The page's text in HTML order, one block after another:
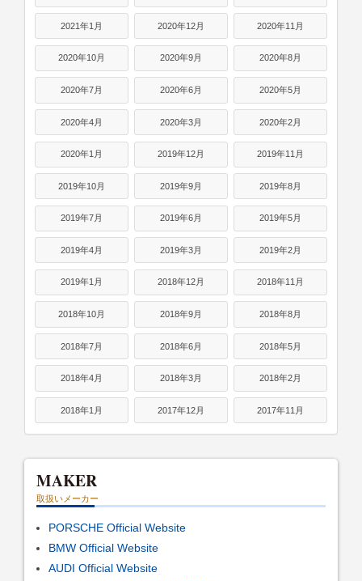
2021年1月 2020年12月 2020年11月
2020年10月 2020年9月 2020年8月
2020年7月 2020年6月 2020年5月
2020年4月 2020年3月 2020年2月
2020年1月 2019年12月 2019年11月
2019年10月 2019年9月 2019年8月
2019年7月 2019年6月 2019年5月
2019年4月 2019年3月 2019年2月
2019年1月 2018年12月 2018年11月
2018年10月 2018年9月 2018年8月
2018年7月 2018年6月 2018年5月
2018年4月 2018年3月 2018年2月
2018年1月 2017年12月 2017年11月
MAKER
取扱いメーカー
PORSCHE Official Website
BMW Official Website
AUDI Official Website